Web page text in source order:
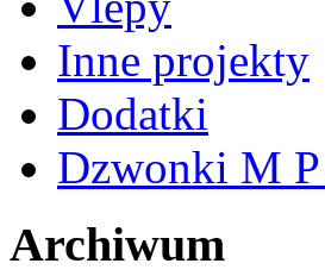
Inne projekty
Dodatki
Dzwonki M
Archiwum